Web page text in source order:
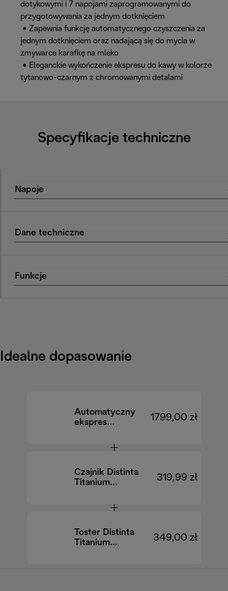
dotykowymi i 7 napojami zaprogramowanymi do
przygotowywania za jednym dotknięciem
• Zapewnia funkcję automatycznego czyszczenia za
jednym dotknięciem oraz nadającą się do mycia w
zmywarce karafkę na mleko
• Eleganckie wykończenie ekspresu do kawy w kolorze
tytanowo-czarnym z chromowanymi detalami
Specyfikacje techniczne
Napoje
Dane techniczne
Funkcje
Idealne dopasowanie
Automatyczny
ekspres
ECAM290.81.TB
1799,00 zł
Czajnik Distinta
Titanium
319,99 zł
Toster Distinta
Titanium
349,00 zł